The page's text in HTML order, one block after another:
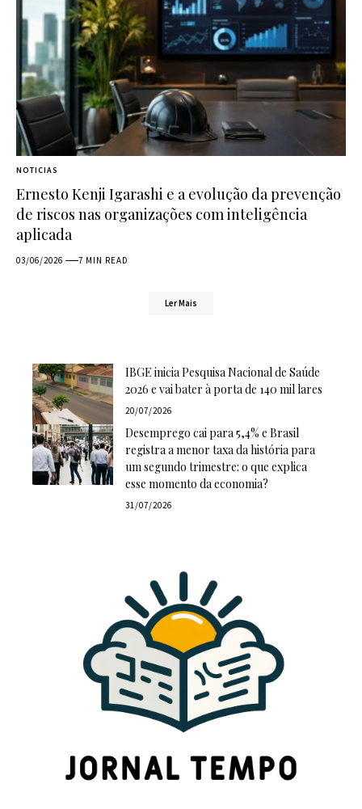
NOTICIAS
Ernesto Kenji Igarashi e a evolução da prevenção
de riscos nas organizações com inteligência
aplicada
03/06/2026 7 MIN READ
Ler Mais
IBGE inicia Pesquisa Nacional de Saúde
2026 e vai bater à porta de 140 mil lares
20/07/2026
Desemprego cai para 5,4% e Brasil
registra a menor taxa da história para
um segundo trimestre: o que explica
esse momento da economia?
31/07/2026